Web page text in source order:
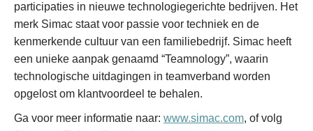
participaties in nieuwe technologiegerichte bedrijven. Het
merk Simac staat voor passie voor techniek en de
kenmerkende cultuur van een familiebedrijf. Simac heeft
een unieke aanpak genaamd “Teamnology”, waarin
technologische uitdagingen in teamverband worden
opgelost om klantvoordeel te behalen.
Ga voor meer informatie naar: www.simac.com, of volg